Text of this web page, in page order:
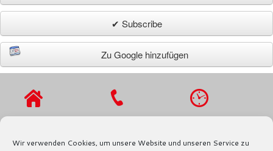
Wir verwenden Cookies, um unsere Website und unseren Service zu
✔ Subscribe
Zu Google hinzufügen